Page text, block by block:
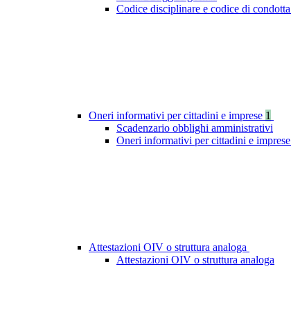
Codice disciplinare e codice di condotta
Oneri informativi per cittadini e imprese 1
Scadenzario obblighi amministrativi
Oneri informativi per cittadini e imprese
Attestazioni OIV o struttura analoga
Attestazioni OIV o struttura analoga